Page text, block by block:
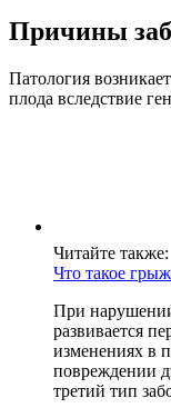
Причины
Патология
плода вследствие
Читайте также:
Что такое
При
развивается
изменениях в
повреждении
третий тип